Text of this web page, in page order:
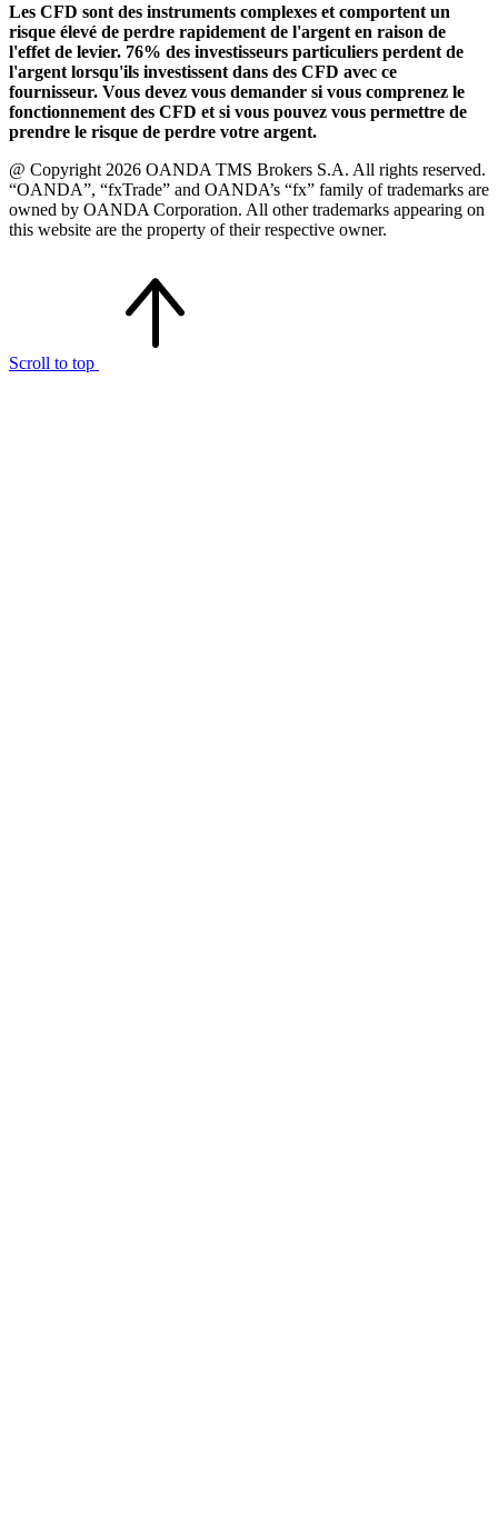
Les CFD sont des instruments complexes et comportent un
risque élevé de perdre rapidement de l'argent en raison de
l'effet de levier. 76% des investisseurs particuliers perdent de
l'argent lorsqu'ils investissent dans des CFD avec ce
fournisseur. Vous devez vous demander si vous comprenez le
fonctionnement des CFD et si vous pouvez vous permettre de
prendre le risque de perdre votre argent.
@ Copyright 2026 OANDA TMS Brokers S.A. All rights reserved.
“OANDA”, “fxTrade” and OANDA’s “fx” family of trademarks are
owned by OANDA Corporation. All other trademarks appearing on
this website are the property of their respective owner.
Scroll to top